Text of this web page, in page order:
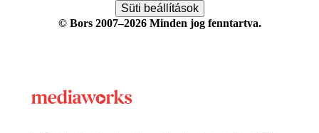
Süti beállítások
© Bors 2007–2026 Minden jog fenntartva.